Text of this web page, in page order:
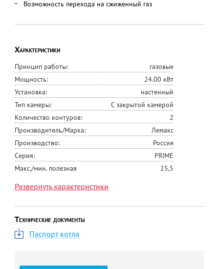
Возможность перехода на сжиженный газ
Характеристики
Принцип работы:
газовые
Мощность:
24.00 кВт
Установка:
настенный
Тип камеры:
С закрытой камерой
Количество контуров:
2
Производитель/Марка:
Лемакс
Производство:
Россия
Серия:
PRIME
Макс./мин. полезная
25,5
Минимальная потребляемая
Средний расход газа, м3
КПД, %
Максимальное рабочее
Развернуть характеристики
Технические документы
Паспорт котла